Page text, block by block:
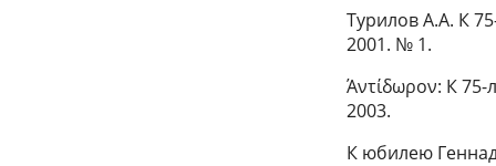
Турилов А.А. К
2001. № 1.
Άντίδωρον: К
2003.
К юбилею